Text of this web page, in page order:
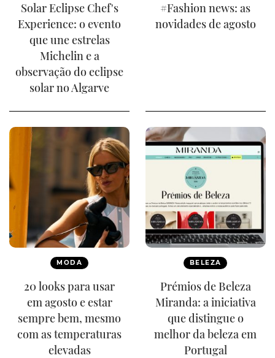
Solar Eclipse Chef's
Experience: o evento
que une estrelas
Michelin e a
observação do eclipse
solar no Algarve
#Fashion news: as
novidades de agosto
MODA
20 looks para usar
em agosto e estar
sempre bem, mesmo
com as temperaturas
elevadas
BELEZA
Prémios de Beleza
Miranda: a iniciativa
que distingue o
melhor da beleza em
Portugal